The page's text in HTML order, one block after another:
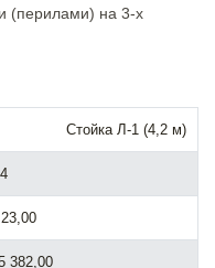
(перилами) на 3-х
Стойка Л-1 (4,2 м)
23,00
382,00